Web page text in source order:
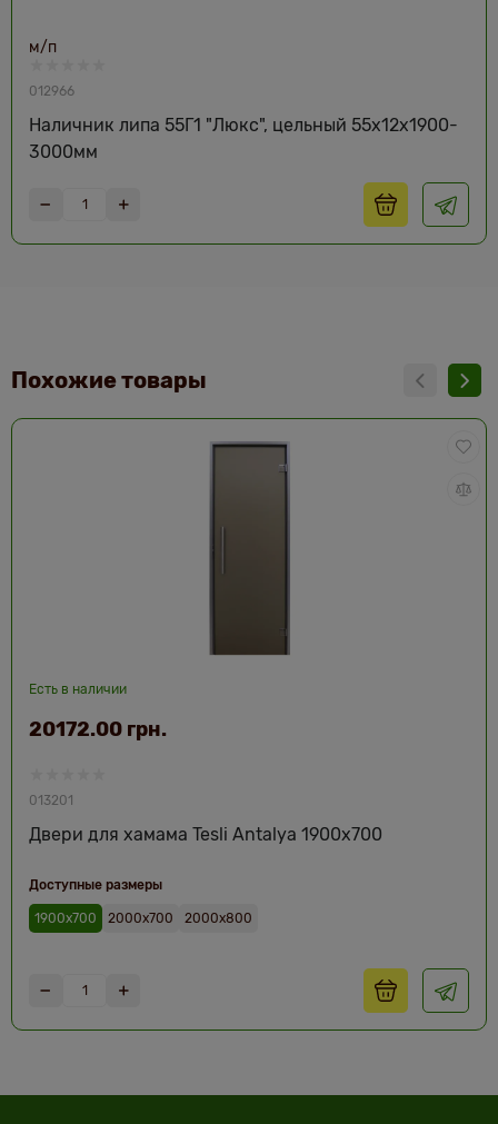
012966
Наличник липа 55Г1 "Люкс", цельный 55х12х1900-
3000мм
м/п
Похожие товары
Есть в наличии
013201
Двери для хамама Tesli Antalya 1900х700
20172.00 грн.
Доступные размеры
1900х700 2000х700 2000х800